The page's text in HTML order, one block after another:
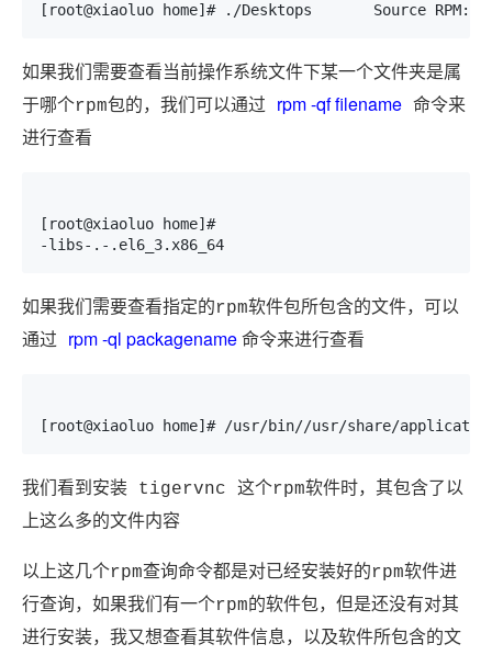
[root@xiaoluo home]# ./Desktops       Source
如果我们需要查看当前操作系统文件下某一个文件夹是属
于哪个rpm包的，我们可以通过 rpm -qf filename 命令来
进行查看
[root@xiaoluo home]#
-libs-.-.el6_3.x86_64
如果我们需要查看指定的rpm软件包所包含的文件，可以
通过 rpm -ql packagename 命令来进行查看
[root@xiaoluo home]# /usr/bin//usr/share/
我们看到安装 tigervnc 这个rpm软件时，其包含了以
上这么多的文件内容
以上这几个rpm查询命令都是对已经安装好的rpm软件进
行查询，如果我们有一个rpm的软件包，但是还没有对其
进行安装，我又想查看其软件信息，以及软件所包含的文